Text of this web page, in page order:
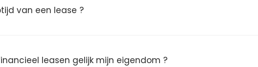
van een lease ?
leasen gelijk mijn eigendom ?